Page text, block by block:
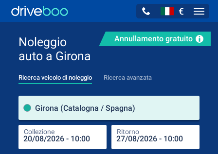
€
Annullamento gratuito
Noleggio
auto a Girona
Ricerca veicolo di noleggio Ricerca avanzata
Girona (Catalogna / Spagna)
Collezione Ritorno